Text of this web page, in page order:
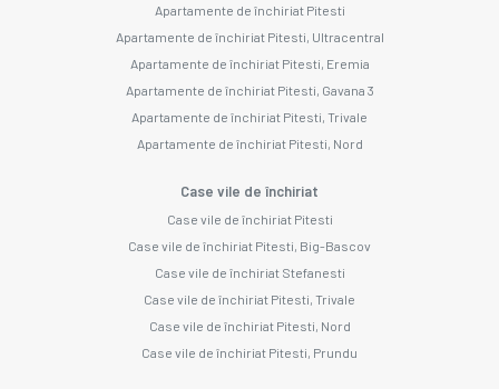
Apartamente de închiriat Pitesti
Apartamente de închiriat Pitesti, Ultracentral
Apartamente de închiriat Pitesti, Eremia
Apartamente de închiriat Pitesti, Gavana 3
Apartamente de închiriat Pitesti, Trivale
Apartamente de închiriat Pitesti, Nord
Case vile de închiriat
Case vile de închiriat Pitesti
Case vile de închiriat Pitesti, Big-Bascov
Case vile de închiriat Stefanesti
Case vile de închiriat Pitesti, Trivale
Case vile de închiriat Pitesti, Nord
Case vile de închiriat Pitesti, Prundu